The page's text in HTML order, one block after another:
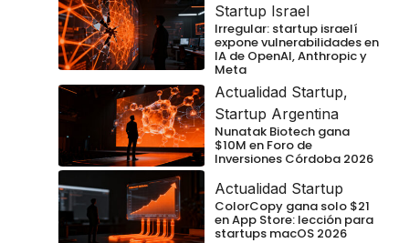
Startup Israel
Irregular: startup israelí
expone vulnerabilidades en
IA de OpenAI, Anthropic y
Meta
Actualidad Startup,
Startup Argentina
Nunatak Biotech gana
$10M en Foro de
Inversiones Córdoba 2026
Actualidad Startup
ColorCopy gana solo $21
en App Store: lección para
startups macOS 2026